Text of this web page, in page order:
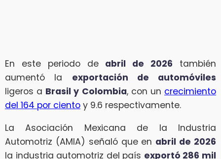
En este periodo de abril de 2026 también
aumentó la exportación de automóviles
ligeros a Brasil y Colombia, con un crecimiento
del 164 por ciento y 9.6 respectivamente.
La Asociación Mexicana de la Industria
Automotriz (AMIA) señaló que en abril de 2026
la industria automotriz del país exportó 286 mil